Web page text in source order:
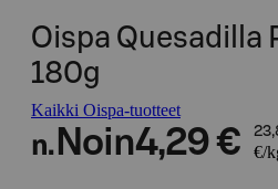
Oispa Quesadilla
180g
Kaikki Oispa-tuotteet
n. Noin4,29 €
€/